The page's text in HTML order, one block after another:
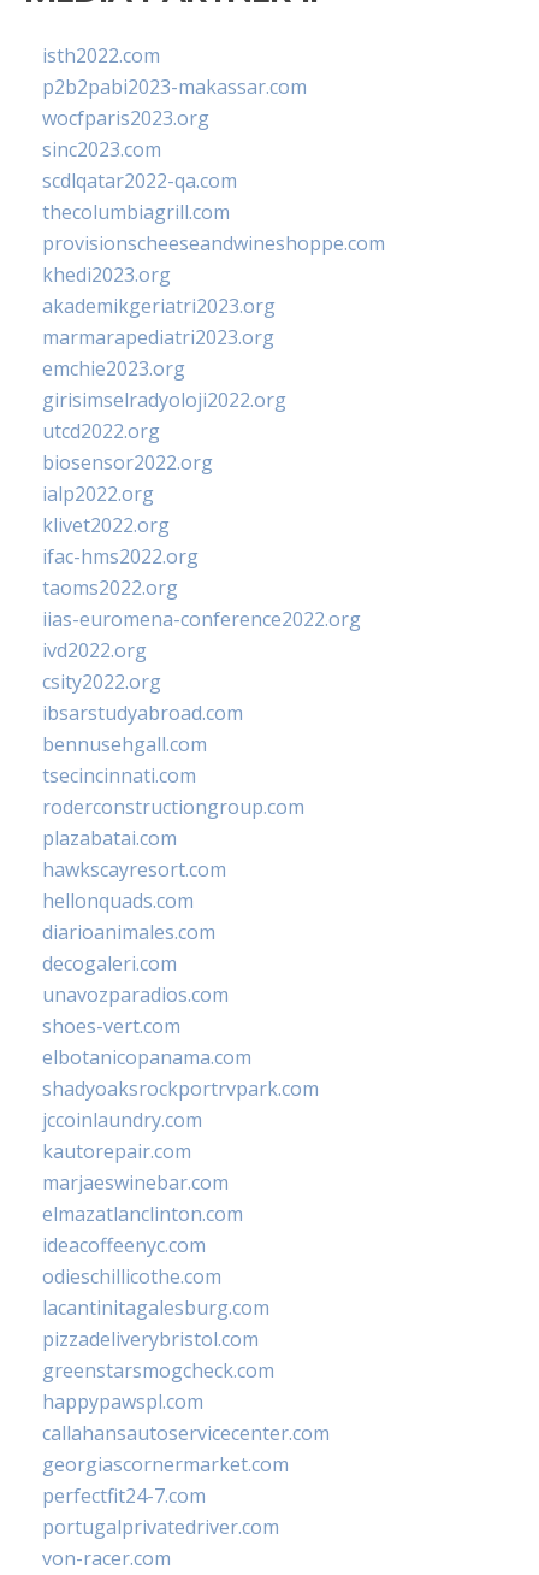
isth2022.com
p2b2pabi2023-makassar.com
wocfparis2023.org
sinc2023.com
scdlqatar2022-qa.com
thecolumbiagrill.com
provisionscheeseandwineshoppe.com
khedi2023.org
akademikgeriatri2023.org
marmarapediatri2023.org
emchie2023.org
girisimselradyoloji2022.org
utcd2022.org
biosensor2022.org
ialp2022.org
klivet2022.org
ifac-hms2022.org
taoms2022.org
iias-euromena-conference2022.org
ivd2022.org
csity2022.org
ibsarstudyabroad.com
bennusehgall.com
tsecincinnati.com
roderconstructiongroup.com
plazabatai.com
hawkscayresort.com
hellonquads.com
diarioanimales.com
decogaleri.com
unavozparadios.com
shoes-vert.com
elbotanicopanama.com
shadyoaksrockportrvpark.com
jccoinlaundry.com
kautorepair.com
marjaeswinebar.com
elmazatlanclinton.com
ideacoffeenyc.com
odieschillicothe.com
lacantinitagalesburg.com
pizzadeliverybristol.com
greenstarsmogcheck.com
happypawspl.com
callahansautoservicecenter.com
georgiascornermarket.com
perfectfit24-7.com
portugalprivatedriver.com
von-racer.com